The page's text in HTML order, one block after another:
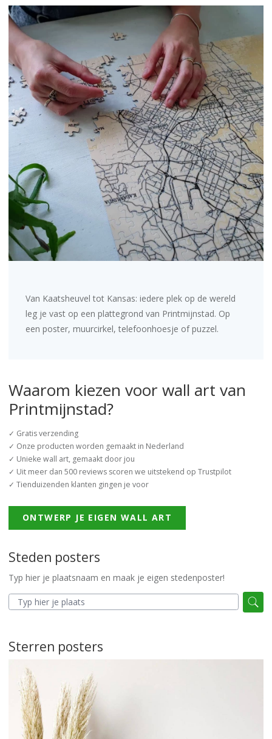
Van Kaatsheuvel tot Kansas: iedere plek op de wereld
leg je vast op een plattegrond van Printmijnstad. Op
een poster, muurcirkel, telefoonhoesje of puzzel.
Waarom kiezen voor wall art van
Printmijnstad?
✓ Gratis verzending
✓ Onze producten worden gemaakt in Nederland
✓ Unieke wall art, gemaakt door jou
✓ Uit meer dan 500 reviews scoren we uitstekend op Trustpilot
✓ Tienduizenden klanten gingen je voor
ONTWERP JE EIGEN WALL ART
Steden posters
Typ hier je plaatsnaam en maak je eigen stedenposter!
Sterren posters